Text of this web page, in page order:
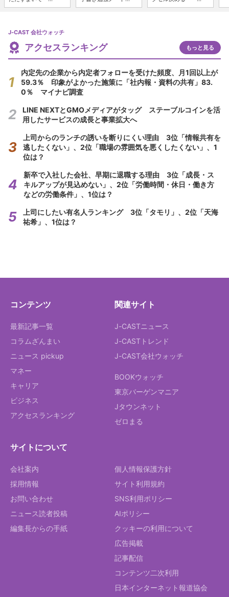
J-CAST 会社ウォッチ
アクセスランキング もっと見る
内定先の企業から内定者フォローを受けた頻度、月1回以上が
59.3％ 印象がよかった施策に「社内報・資料の共有」83.
0％ マイナビ調査
LINE NEXTとGMOメディアがタッグ ステーブルコインを活
用したサービスの成長と事業拡大へ
上司からのランチの誘いを断りにくい理由 3位「情報共有を
逃したくない」、2位「職場の雰囲気を悪くしたくない」、1
位は？
新卒で入社した会社、早期に退職する理由 3位「成長・ス
キルアップが見込めない」、2位「労働時間・休日・働き方
などの労働条件」、1位は？
上司にしたい有名人ランキング 3位「タモリ」、2位「天海
祐希」、1位は？
コンテンツ
最新記事一覧
コラムざんまい
ニュース pickup
マネー
キャリア
ビジネス
アクセスランキング
関連サイト
J-CASTニュース
J-CASTトレンド
J-CAST会社ウォッチ
BOOKウォッチ
東京バーゲンマニア
Jタウンネット
ゼロまる
サイトについて
会社案内
採用情報
お問い合わせ
ニュース読者投稿
編集長からの手紙
個人情報保護方針
サイト利用規約
SNS利用ポリシー
AIポリシー
クッキーの利用について
広告掲載
記事配信
コンテンツ二次利用
日本インターネット報道協会